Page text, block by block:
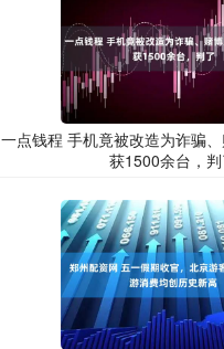
一点钱程 手机竟被改造为诈骗
获1500余台，判